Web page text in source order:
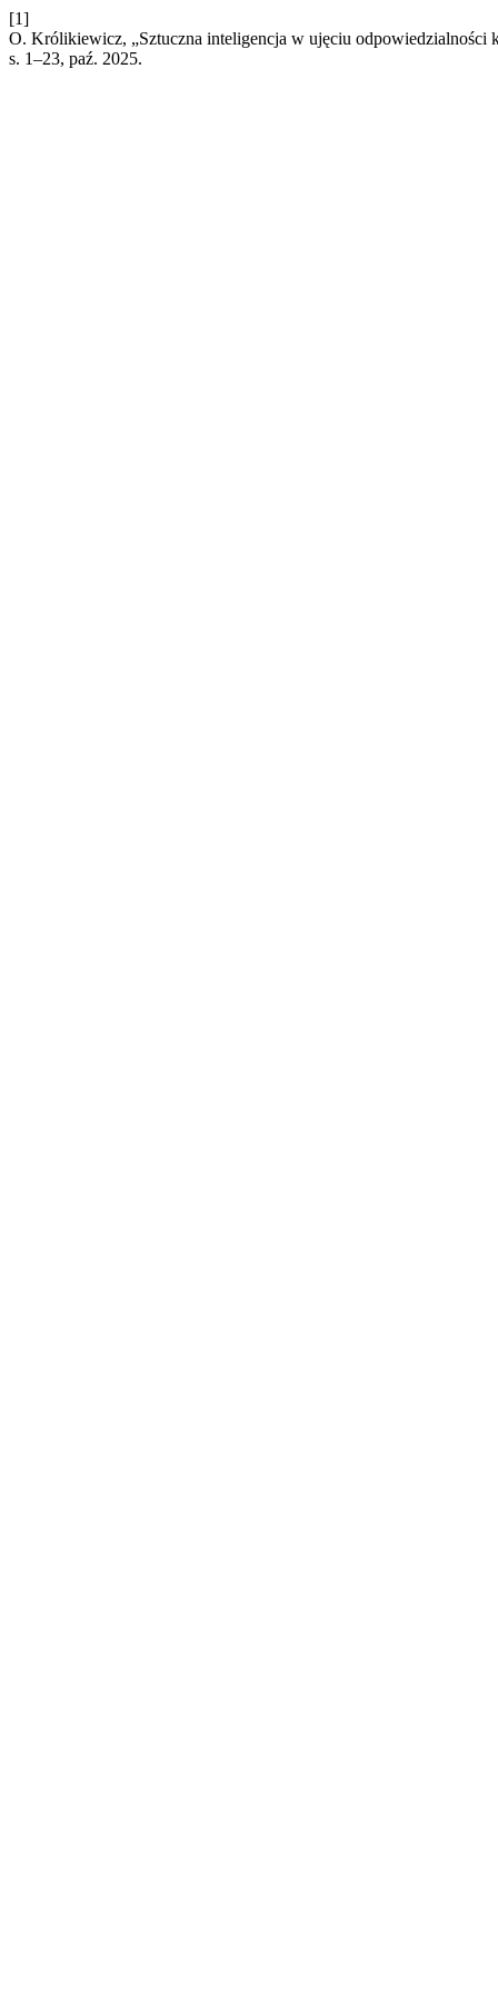
[1]
O. Królikiewicz, „Sztuczna inteligencja w ujęciu
s. 1–23, paź. 2025.